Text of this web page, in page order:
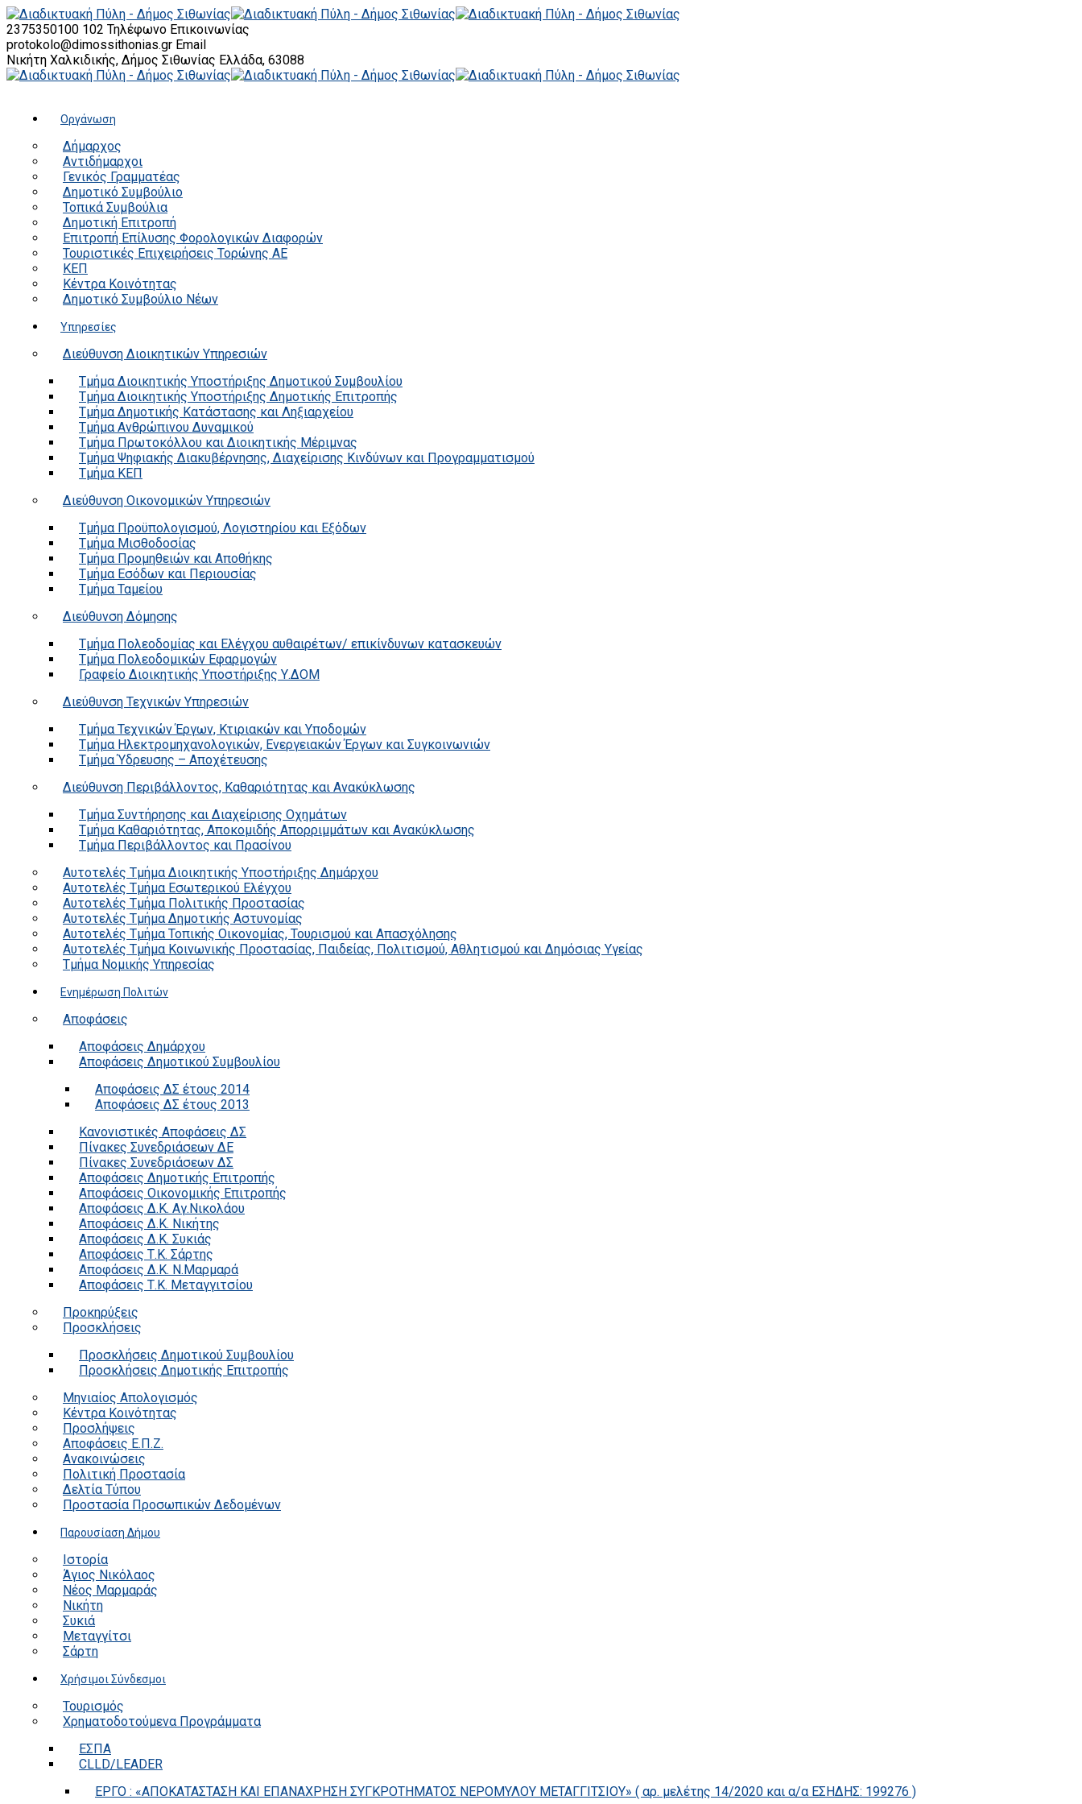
2375350100 102 Τηλέφωνο Επικοινωνίας
protokolo@dimossithonias.gr Email
Νικήτη Χαλκιδικής, Δήμος Σιθωνίας Ελλάδα, 63088
Οργάνωση
Δήμαρχος
Αντιδήμαρχοι
Γενικός Γραμματέας
Δημοτικό Συμβούλιο
Τοπικά Συμβούλια
Δημοτική Επιτροπή
Επιτροπή Επίλυσης Φορολογικών Διαφορών
Τουριστικές Επιχειρήσεις Τορώνης ΑΕ
ΚΕΠ
Κέντρα Κοινότητας
Δημοτικό Συμβούλιο Νέων
Υπηρεσίες
Διεύθυνση Διοικητικών Υπηρεσιών
Τμήμα Διοικητικής Υποστήριξης Δημοτικού Συμβουλίου
Τμήμα Διοικητικής Υποστήριξης Δημοτικής Επιτροπής
Τμήμα Δημοτικής Κατάστασης και Ληξιαρχείου
Τμήμα Ανθρώπινου Δυναμικού
Τμήμα Πρωτοκόλλου και Διοικητικής Μέριμνας
Τμήμα Ψηφιακής Διακυβέρνησης, Διαχείρισης Κινδύνων και Προγραμματισμού
Τμήμα ΚΕΠ
Διεύθυνση Οικονομικών Υπηρεσιών
Τμήμα Προϋπολογισμού, Λογιστηρίου και Εξόδων
Τμήμα Μισθοδοσίας
Τμήμα Προμηθειών και Αποθήκης
Τμήμα Εσόδων και Περιουσίας
Τμήμα Ταμείου
Διεύθυνση Δόμησης
Τμήμα Πολεοδομίας και Ελέγχου αυθαιρέτων/ επικίνδυνων κατασκευών
Τμήμα Πολεοδομικών Εφαρμογών
Γραφείο Διοικητικής Υποστήριξης Υ.ΔΟΜ
Διεύθυνση Τεχνικών Υπηρεσιών
Τμήμα Τεχνικών Έργων, Κτιριακών και Υποδομών
Τμήμα Ηλεκτρομηχανολογικών, Ενεργειακών Έργων και Συγκοινωνιών
Τμήμα Ύδρευσης – Αποχέτευσης
Διεύθυνση Περιβάλλοντος, Καθαριότητας και Ανακύκλωσης
Τμήμα Συντήρησης και Διαχείρισης Οχημάτων
Τμήμα Καθαριότητας, Αποκομιδής Απορριμμάτων και Ανακύκλωσης
Τμήμα Περιβάλλοντος και Πρασίνου
Αυτοτελές Τμήμα Διοικητικής Υποστήριξης Δημάρχου
Αυτοτελές Τμήμα Εσωτερικού Ελέγχου
Αυτοτελές Τμήμα Πολιτικής Προστασίας
Αυτοτελές Τμήμα Δημοτικής Αστυνομίας
Αυτοτελές Τμήμα Τοπικής Οικονομίας, Τουρισμού και Απασχόλησης
Αυτοτελές Τμήμα Κοινωνικής Προστασίας, Παιδείας, Πολιτισμού, Αθλητισμού και Δημόσιας Υγείας
Τμήμα Νομικής Υπηρεσίας
Ενημέρωση Πολιτών
Αποφάσεις
Αποφάσεις Δημάρχου
Αποφάσεις Δημοτικού Συμβουλίου
Αποφάσεις ΔΣ έτους 2014
Αποφάσεις ΔΣ έτους 2013
Κανονιστικές Αποφάσεις ΔΣ
Πίνακες Συνεδριάσεων ΔΕ
Πίνακες Συνεδριάσεων ΔΣ
Αποφάσεις Δημοτικής Επιτροπής
Αποφάσεις Οικονομικής Επιτροπής
Αποφάσεις Δ.Κ. Αγ.Νικολάου
Αποφάσεις Δ.Κ. Νικήτης
Αποφάσεις Δ.Κ. Συκιάς
Αποφάσεις Τ.Κ. Σάρτης
Αποφάσεις Δ.Κ. Ν.Μαρμαρά
Αποφάσεις Τ.Κ. Μεταγγιτσίου
Προκηρύξεις
Προσκλήσεις
Προσκλήσεις Δημοτικού Συμβουλίου
Προσκλήσεις Δημοτικής Επιτροπής
Μηνιαίος Απολογισμός
Κέντρα Κοινότητας
Προσλήψεις
Αποφάσεις Ε.Π.Ζ.
Ανακοινώσεις
Πολιτική Προστασία
Δελτία Τύπου
Προστασία Προσωπικών Δεδομένων
Παρουσίαση Δήμου
Ιστορία
Άγιος Νικόλαος
Νέος Μαρμαράς
Νικήτη
Συκιά
Μεταγγίτσι
Σάρτη
Χρήσιμοι Σύνδεσμοι
Τουρισμός
Χρηματοδοτούμενα Προγράμματα
ΕΣΠΑ
CLLD/LEADER
ΕΡΓΟ : «ΑΠΟΚΑΤΑΣΤΑΣΗ ΚΑΙ ΕΠΑΝΑΧΡΗΣΗ ΣΥΓΚΡΟΤΗΜΑΤΟΣ ΝΕΡΟΜΥΛΟΥ ΜΕΤΑΓΓΙΤΣΙΟΥ» ( αρ. μελέτης 14/2020 και α/α ΕΣΗΔΗΣ: 199276 )